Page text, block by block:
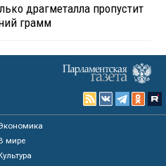
драгметалла пропустит
грамм
мире